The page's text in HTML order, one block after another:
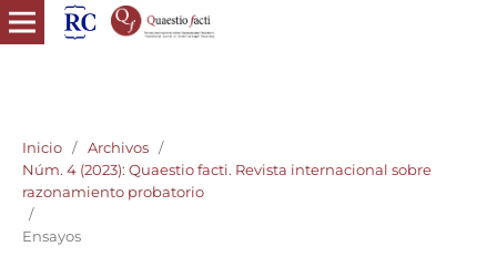
quaestio facti revista internacional razonamiento probatorio
derecho probatorio
Inicio / Archivos /
Núm. 4 (2023): Quaestio facti. Revista internacional sobre
razonamiento probatorio
/
Ensayos